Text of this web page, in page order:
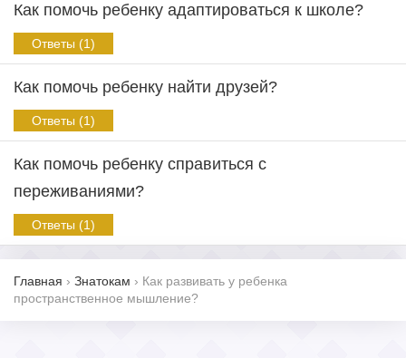
Как помочь ребенку адаптироваться к школе?
Ответы (1)
Как помочь ребенку найти друзей?
Ответы (1)
Как помочь ребенку справиться с
переживаниями?
Ответы (1)
Главная › Знатокам › Как развивать у ребенка
пространственное мышление?